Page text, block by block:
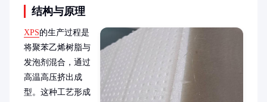
结构与原理
XPS的生产过程是
将聚苯乙烯树脂与
发泡剂混合，通过
高温高压挤出成
型。这种工艺形成